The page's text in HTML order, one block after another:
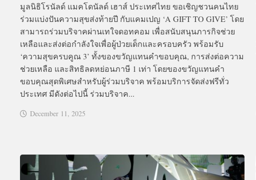
มูลนิธิโรนัลด์ แมคโดนัลด์ เฮาส์ ประเทศไทย ขอเชิญชวนคนไทย
ร่วมแบ่งปันความสุขส่งท้ายปี กับแคมเปญ ‘A GIFT TO GIVE’ โดย
สามารถร่วมบริจาคผ่านเทใจดอทคอม เพื่อสนับสนุนภารกิจช่วย
เหลือและส่งต่อกำลังใจเพื่อผู้ป่วยเด็กและครอบครัว พร้อมรับ
‘ความสุขครบคูณ 3’ ทั้งของขวัญแทนคำขอบคุณ, การส่งต่อความ
ช่วยเหลือ และสิทธิลดหย่อนภาษี 1 เท่า โดยของขวัญแทนคำ
ขอบคุณสุดพิเศษสำหรับผู้ร่วมบริจาค พร้อมบริการจัดส่งฟรีทั่ว
ประเทศ มีดังต่อไปนี้ ร่วมบริจาค...
December 11, 2025